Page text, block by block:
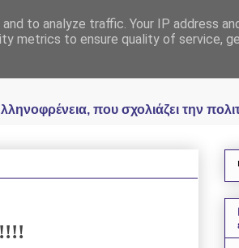
που σχολιάζει την
to analyze traffic. Your IP address
metrics to ensure quality of service,